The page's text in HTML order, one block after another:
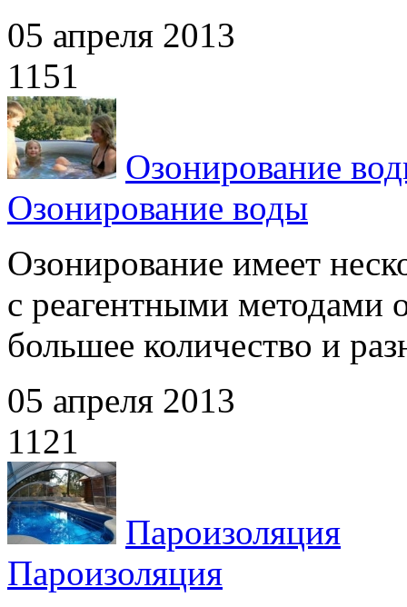
05 апреля 2013
1151
Озонирование
Озонирование воды
Озонирование имеет
с реагентными методами
большее количество и
05 апреля 2013
1121
Пароизоляция
Пароизоляция